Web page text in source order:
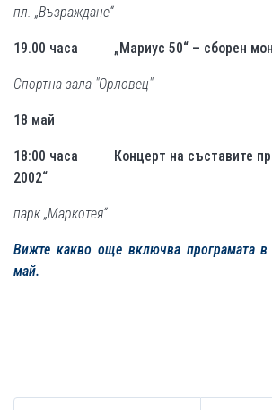
пл. „Възраждане“
19.00 часа „Мариус 50“ – сборен
Спортна зала "Орловец"
18 май
18:00 часа Концерт на съставите
2002“
парк „Маркотея“
Вижте какво още включва програмата
май.